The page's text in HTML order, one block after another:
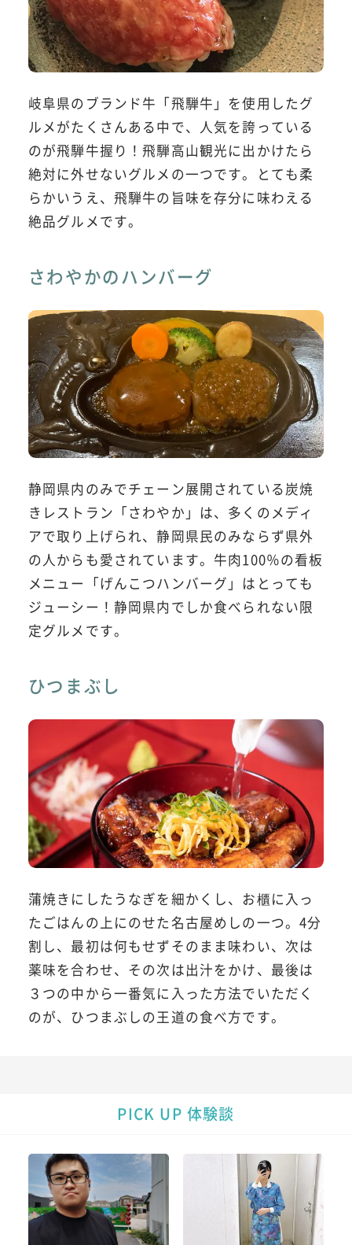
岐阜県のブランド牛「飛騨牛」を使用したグ
ルメがたくさんある中で、人気を誇っている
のが飛騨牛握り！飛騨高山観光に出かけたら
絶対に外せないグルメの一つです。とても柔
らかいうえ、飛騨牛の旨味を存分に味わえる
絶品グルメです。
さわやかのハンバーグ
静岡県内のみでチェーン展開されている炭焼
きレストラン「さわやか」は、多くのメディ
アで取り上げられ、静岡県民のみならず県外
の人からも愛されています。牛肉100％の看板
メニュー「げんこつハンバーグ」はとっても
ジューシー！静岡県内でしか食べられない限
定グルメです。
ひつまぶし
蒲焼きにしたうなぎを細かくし、お櫃に入っ
たごはんの上にのせた名古屋めしの一つ。4分
割し、最初は何もせずそのまま味わい、次は
薬味を合わせ、その次は出汁をかけ、最後は
３つの中から一番気に入った方法でいただく
のが、ひつまぶしの王道の食べ方です。
PICK UP 体験談